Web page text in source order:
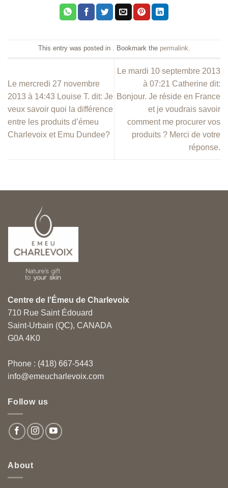
This entry was posted in . Bookmark the permalink
Le mercredi 27 novembre
2013 à 14:43 Louise T. dit: Je
veux savoir quoi la différence
entre les produits d’émeu
Charlevoix et Emu Dundee?
Le mardi 10 septembre 2013
à 07:21 Catherine dit:
Bonjour. Je réside en France
et je voudrais savoir
comment me procurer vos
produits ? Merci de votre
réponse.
Centre de l'Émeu de Charlevoix
710 Rue Saint Édouard
Saint-Urbain (QC), CANADA
G0A 4K0
Phone : (418) 667-5443
info@emeucharlevoix.com
Follow us
About